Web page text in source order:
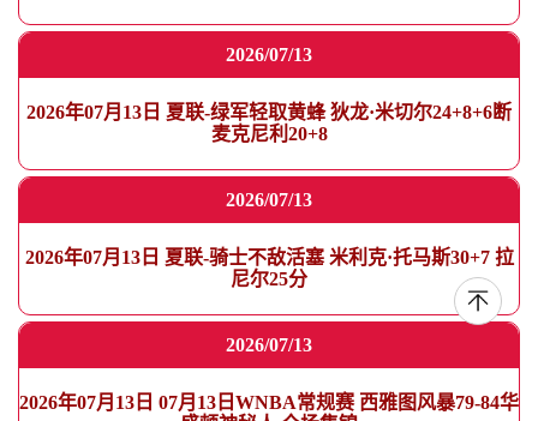
2026/07/13
2026年07月13日 夏联-绿军轻取黄蜂 狄龙·米切尔24+8+6断
麦克尼利20+8
2026/07/13
2026年07月13日 夏联-骑士不敌活塞 米利克·托马斯30+7 拉
尼尔25分
2026/07/13
2026年07月13日 07月13日WNBA常规赛 西雅图风暴79-84华